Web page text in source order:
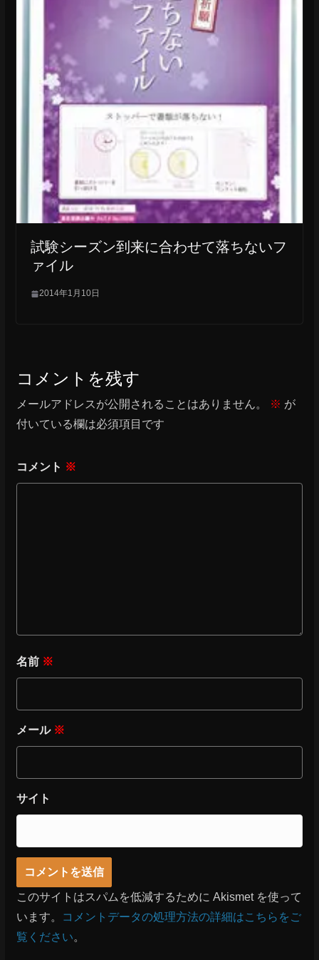
試験シーズン到来に合わせて落ちないフ
ァイル
2014年1月10日
コメントを残す
メールアドレスが公開されることはありません。 ※ が
付いている欄は必須項目です
コメント ※
名前 ※
メール ※
サイト
このサイトはスパムを低減するために Akismet を使って
います。
コメントデータの処理方法の詳細はこちらをご
覧ください。